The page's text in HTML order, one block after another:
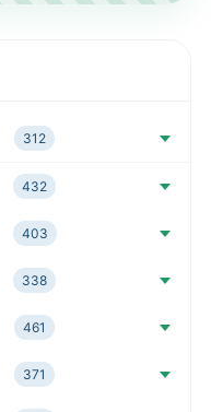
312
432
403
338
461
371